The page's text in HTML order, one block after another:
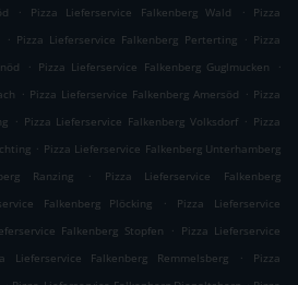
. Pizza Lieferservice Falkenberg Wald .
Pizza
. Pizza Lieferservice Falkenberg Perterting . Pizza
. Pizza Lieferservice Falkenberg Guglmucken
.
. Pizza Lieferservice Falkenberg Amersöd . Pizza
. Pizza Lieferservice Falkenberg Volksdorf . Pizza
. Pizza Lieferservice Falkenberg Unterhamberg
Ranzing .
Pizza Lieferservice Falkenberg
Falkenberg Plöcking .
Pizza Lieferservice
Falkenberg Stopfen . Pizza Lieferservice
Lieferservice Falkenberg Remmelsberg .
Pizza